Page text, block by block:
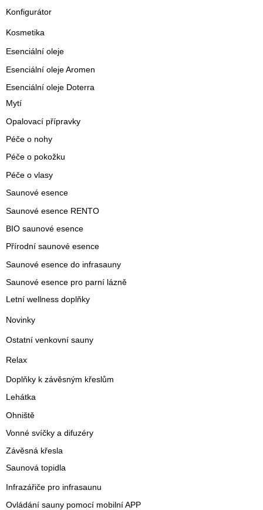
Konfigurátor
Kosmetika
Esenciální oleje
Esenciální oleje Aromen
Esenciální oleje Doterra
Mytí
Opalovací přípravky
Péče o nohy
Péče o pokožku
Péče o vlasy
Saunové esence
Saunové esence RENTO
BIO saunové esence
Přírodní saunové esence
Saunové esence do infrasauny
Saunové esence pro parní lázně
Letní wellness doplňky
Novinky
Ostatní venkovní sauny
Relax
Doplňky k závěsným křeslům
Lehátka
Ohniště
Vonné svíčky a difuzéry
Závěsná křesla
Saunová topidla
Infrazářiče pro infrasaunu
Ovládání sauny pomocí mobilní APP